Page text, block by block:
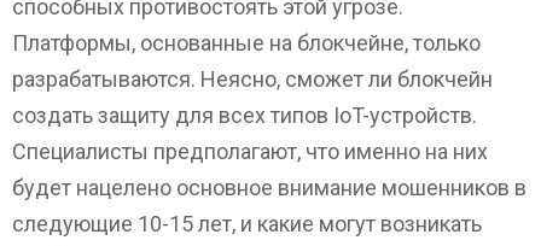
способных противостоять этой угрозе.
Платформы, основанные на блокчейне, только
разрабатываются. Неясно, сможет ли блокчейн
создать защиту для всех типов IoT-устройств.
Специалисты предполагают, что именно на них
будет нацелено основное внимание мошенников в
следующие 10-15 лет, и какие могут возникать